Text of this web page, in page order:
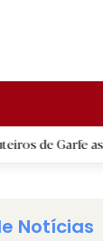
30.º
Notícias